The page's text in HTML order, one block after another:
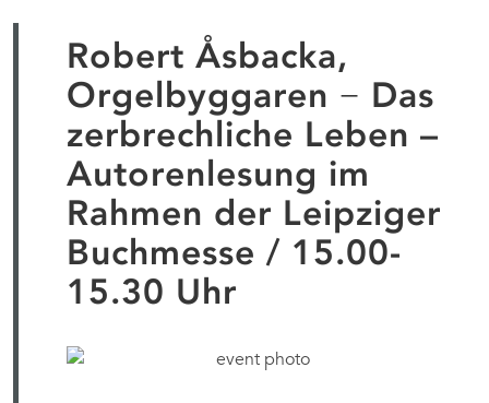
Robert Åsbacka,
Orgelbyggaren − Das
zerbrechliche Leben –
Autorenlesung im
Rahmen der Leipziger
Buchmesse / 15.00-
15.30 Uhr